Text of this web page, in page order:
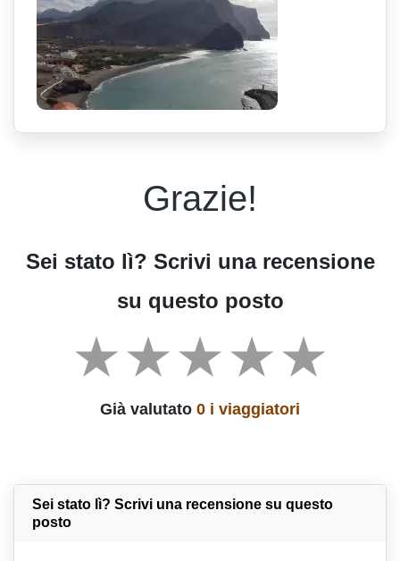
Grazie!
Sei stato lì? Scrivi una recensione
su questo posto
Già valutato 0 i viaggiatori
Sei stato lì? Scrivi una recensione su questo
posto